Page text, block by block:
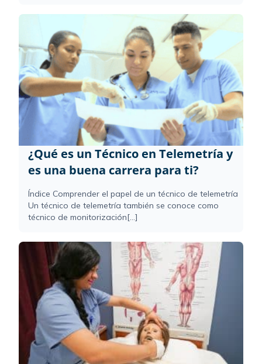
¿Qué es un Técnico en Telemetría y
es una buena carrera para ti?
Índice Comprender el papel de un técnico de telemetría
Un técnico de telemetría también se conoce como
técnico de monitorización[...]